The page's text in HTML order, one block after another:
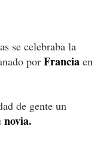
se celebraba la
por Francia en
de gente un
novia.